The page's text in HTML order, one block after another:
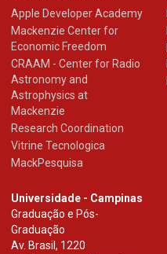
Apple Developer Academy
Mackenzie Center for
Economic Freedom
CRAAM - Center for Radio
Astronomy and
Astrophysics at
Mackenzie
Research Coordination
Vitrine Tecnologica
MackPesquisa
Universidade - Campinas
Graduação e Pós-
Graduação
Av. Brasil, 1220